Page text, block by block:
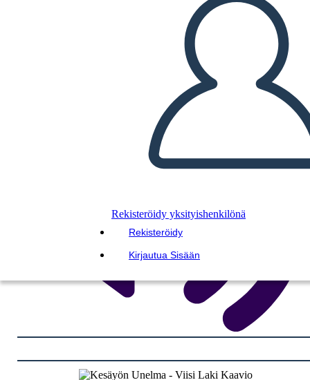
Rekisteröidy yksityishenkilönä
Rekisteröidy
Kirjautua Sisään
TOISTA DIAESITYS
LUE MINULLE